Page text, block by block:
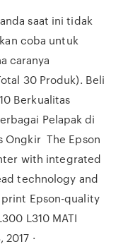
saat ini tidak
coba untuk
caranya
30 Produk). Beli
Berkualitas
Pelapak di
Ongkir The Epson
with integrated
technology and
Epson-quality
L310 MATI
2017 ·